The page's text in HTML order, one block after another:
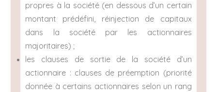
propres à la société (en dessous d’un certain
montant prédéfini, réinjection de capitaux
dans la société par les actionnaires
majoritaires) ;
les clauses de sortie de la société d’un
actionnaire : clauses de préemption (priorité
donnée à certains actionnaires selon un rang